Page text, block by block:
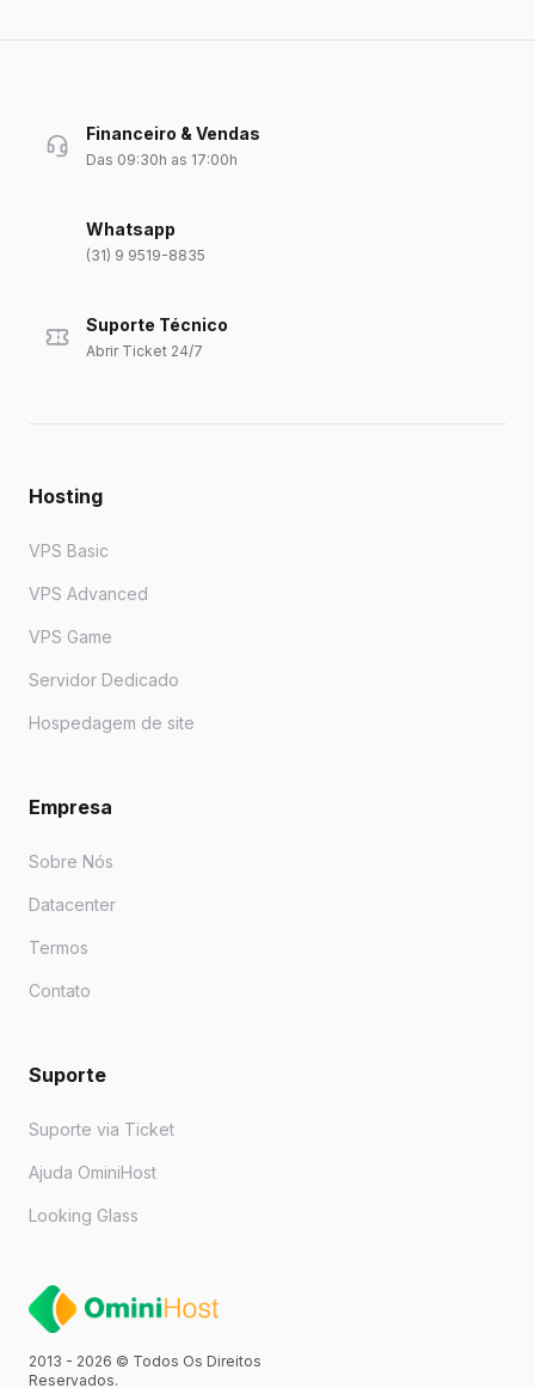
Financeiro & Vendas
Das 09:30h as 17:00h
Whatsapp
(31) 9 9519-8835
Suporte Técnico
Abrir Ticket 24/7
Hosting
VPS Basic
VPS Advanced
VPS Game
Servidor Dedicado
Hospedagem de site
Empresa
Sobre Nós
Datacenter
Termos
Contato
Suporte
Suporte via Ticket
Ajuda OminiHost
Looking Glass
2013 - 2026 © Todos Os Direitos
Reservados.